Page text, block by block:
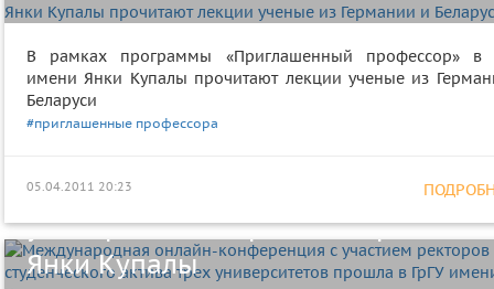
В рамках программы «Приглашенный профессор» в
имени Янки Купалы прочитают лекции ученые из
Беларуси
#приглашенные профессора
05.04.2011 20:23
Международная онлайн-
студенческого актива трех
университетов прошла в ГрГУ
Янки Купалы